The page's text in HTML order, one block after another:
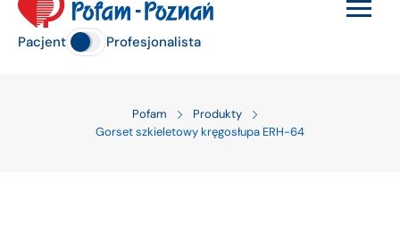
Pacjent Profesjonalista
Pofam
Produkty
Gorset szkieletowy kręgosłupa ERH-64